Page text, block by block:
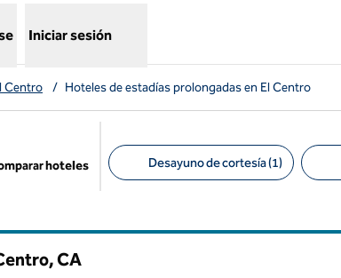
Iniciar sesión
Centro / Hoteles de estadías prolongadas en El Centro
hoteles Desayuno de cortesía (1)
CA